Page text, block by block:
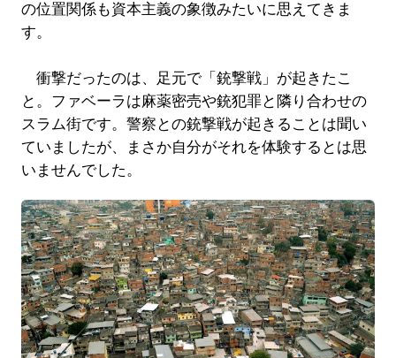
の位置関係も資本主義の象徴みたいに思えてきま
す。
衝撃だったのは、足元で「銃撃戦」が起きたこ
と。ファベーラは麻薬密売や銃犯罪と隣り合わせの
スラム街です。警察との銃撃戦が起きることは聞い
ていましたが、まさか自分がそれを体験するとは思
いませんでした。